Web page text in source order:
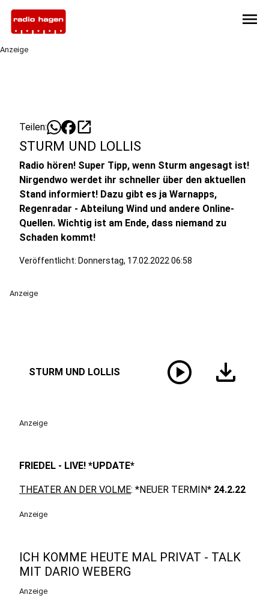
menu
Anzeige
Teilen: open_in_new
STURM UND LOLLIS
Radio hören! Super Tipp, wenn Sturm angesagt ist!
Nirgendwo werdet ihr schneller über den aktuellen
Stand informiert! Dazu gibt es ja Warnapps,
Regenradar - Abteilung Wind und andere Online-
Quellen. Wichtig ist am Ende, dass niemand zu
Schaden kommt!
Veröffentlicht: Donnerstag, 17.02.2022 06:58
Anzeige
STURM UND LOLLIS play_circle download
Anzeige
FRIEDEL - LIVE! *UPDATE*
THEATER AN DER VOLME: *NEUER TERMIN* 24.2.22
Anzeige
ICH KOMME HEUTE MAL PRIVAT - TALK
MIT DARIO WEBERG
Anzeige